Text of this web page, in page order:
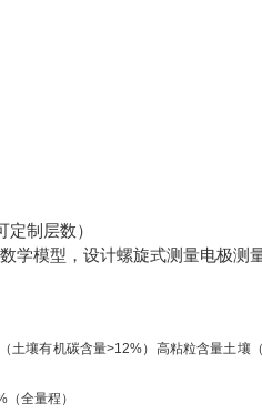
制层数）
模型，设计螺旋式测量电极测量
土壤有机碳含量>12%）高粘粒含量土
全量程）